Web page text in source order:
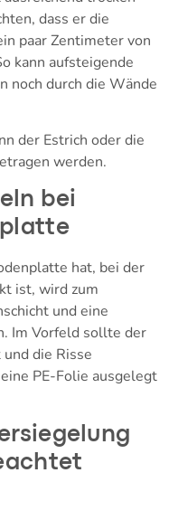
dass er die
paar Zentimeter von
kann aufsteigende
noch durch die Wände
der Estrich oder die
werden.
bei
hat, bei der
ist, wird zum
und eine
Im Vorfeld sollte der
die Risse
PE-Folie ausgelegt